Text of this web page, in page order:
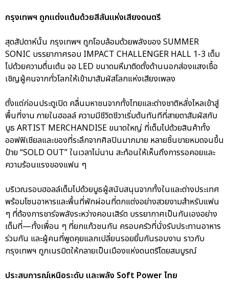
กรุงเทพฯ ถูกแต่งแต้มด้วยสีสันแห่งเสียงดนตรี
สุดสัปดาห์นั้น กรุงเทพฯ ถูกโอบล้อมด้วยพลังของ SUMMER
SONIC บรรยากาศรอบ IMPACT CHALLENGER HALL 1-3 เต็ม
ไปด้วยความตื่นเต้น จอ LED ขนาดมหึมาติดตั้งด้านนอกส่องแสงเชื้อ
เชิญผู้คนจากทั่วโลกให้เข้ามาสัมผัสโลกแห่งเสียงเพลง
ตั้งแต่ก่อนประตูเปิด คลื่นมหาชนจากทั้งไทยและต่างชาติหลั่งไหลเข้าสู่
พื้นที่งาน ภายในฮอลล์ ความมีชีวิตชีวาเริ่มต้นทันทีที่สายตาสัมผัสกับ
บูธ ARTIST MERCHANDISE ขนาดใหญ่ ที่เต็มไปด้วยสินค้าทั้ง
ออฟฟิเชียลและของที่ระลึกจากศิลปินมากมาย หลายชิ้นขายหมดจนขึ้น
ป้าย “SOLD OUT” ในเวลาไม่นาน สะท้อนให้เห็นถึงการรอคอยและ
ความร้อนแรงของแฟน ๆ
บริเวณรอบฮอลล์เต็มไปด้วยบูธผู้สนับสนุนจากทั้งในและต่างประเทศ
พร้อมโซนอาหารและพื้นที่พักผ่อนที่ตกแต่งอย่างสวยงามสำหรับแฟน
ๆ ที่ต้องการชาร์จพลังระหว่างคอนเสิร์ต บรรยากาศเป็นกันเองอย่าง
เต็มที่—ทั้งเพื่อน ๆ ที่ยกแก้วชนกัน ครอบครัวที่นั่งรับประทานอาหาร
ร่วมกัน และผู้คนที่พูดคุยแลกเปลี่ยนรอยยิ้มกันรอบงาน ราวกับ
กรุงเทพฯ ถูกเนรมิตให้กลายเป็นเมืองแห่งดนตรีโดยสมบูรณ์
ประสบการณ์เหนือระดับ และพลัง Soft Power ไทย